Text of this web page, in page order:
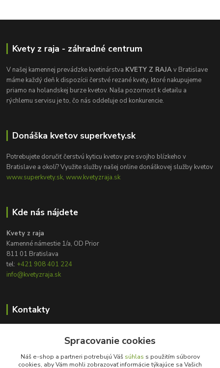
Kvety z raja - záhradné centrum
V našej kamennej prevádzke kvetinárstva KVETY Z RAJAv Bratislave
máme každý deň k dispozícii čerstvé rezané kvety, ktoré nakupujeme
priamo na holandskej burze kvetov. Naša pozornosť k detailu a
rýchlemu servisu je to, čo nás oddeľuje od konkurencie.
Donáška kvetov superkvety.sk
Potrebujete doručiť čerstvú kyticu kvetov pre svojho blízkeho v
Bratislave a okolí? Využite služby našej online donáškovej služby kvetov
www.superkvety.sk, www.kvetyzraja.sk
Kde nás nájdete
Kvety z raja
Kamenné námestie 1/a, OD Prior
811 01 Bratislava
tel: +421 908 401 224
info@kvetyzraja.sk
Kontakty
+421 908 401 224
Spracovanie cookies
Náš e-shop a partneri potrebujú Váš súhlas s použitím súborov
cookies, aby Vám mohli zobrazovať informácie týkajúce sa Vašich